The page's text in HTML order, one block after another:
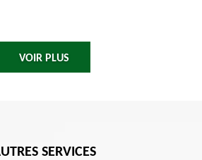
VOIR PLUS
SERVICES